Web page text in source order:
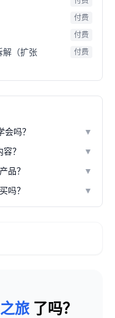
付费
付费
解（扩张
付费
吗？
▼
？
▼
品？
▼
吗？
▼
旅 了吗？